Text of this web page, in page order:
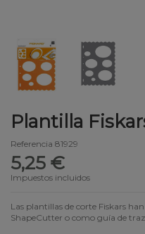
Plantilla
Referencia 81929
5,25 €
Impuestos incluidos
Las plantillas de corte Fiskars
ShapeCutter o como guía de